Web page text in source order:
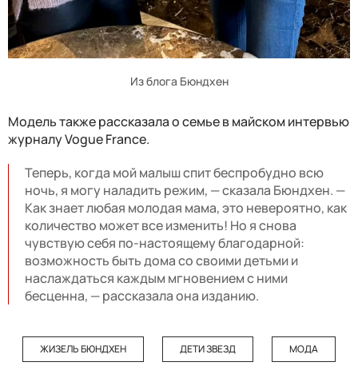
Из блога Бюндхен
Модель также рассказала о семье в майском интервью
журналу Vogue France.
Теперь, когда мой малыш спит беспробудно всю
ночь, я могу наладить режим, — сказала Бюндхен. —
Как знает любая молодая мама, это невероятно, как
количество может все изменить! Но я снова
чувствую себя по-настоящему благодарной:
возможность быть дома со своими детьми и
наслаждаться каждым мгновением с ними
бесценна, — рассказала она изданию.
ЖИЗЕЛЬ БЮНДХЕН ДЕТИ ЗВЕЗД МОДА